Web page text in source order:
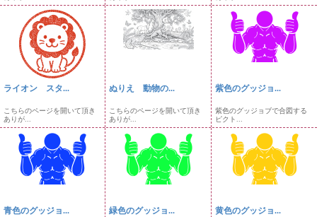
ライオン スタ...
こちらのページを開いて頂き
ありが...
ぬりえ 動物の...
こちらのページを開いて頂き
ありが...
紫色のグッジョ...
紫色のグッジョブで合図する
ピクト...
青色のグッジョ... 緑色のグッジョ... 黄色のグッジョ...